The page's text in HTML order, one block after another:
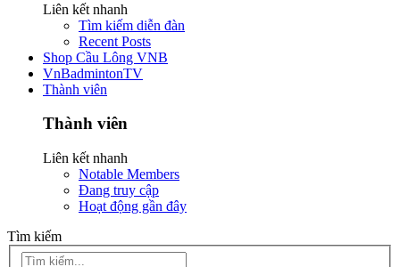
Liên kết nhanh
Tìm kiếm diễn đàn
Recent Posts
Shop Cầu Lông VNB
VnBadmintonTV
Thành viên
Thành viên
Liên kết nhanh
Notable Members
Đang truy cập
Hoạt động gần đây
Tìm kiếm